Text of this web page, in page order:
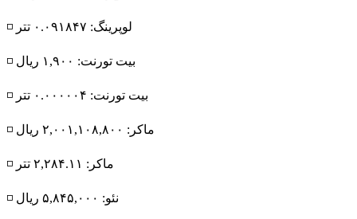
◽️ لوپرینگ: ۰.۰۹۱۸۴۷ تتر
◽️ بیت تورنت: ۱,۹۰۰ ریال
◽️ بیت تورنت: ۰.۰۰۰۰۰۴ تتر
◽️ ماکر: ۲,۰۰۱,۱۰۸,۸۰۰ ریال
◽️ ماکر: ۲,۲۸۴.۱۱ تتر
◽️ نئو: ۵,۸۴۵,۰۰۰ ریال